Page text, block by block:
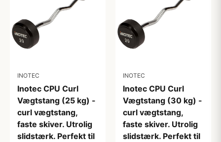
INOTEC
Inotec CPU Curl
Vægtstang (25 kg) -
curl vægtstang,
faste skiver. Utrolig
slidstærk. Perfekt til
INOTEC
Inotec CPU Curl
Vægtstang (30 kg) -
curl vægtstang,
faste skiver. Utrolig
slidstærk. Perfekt til